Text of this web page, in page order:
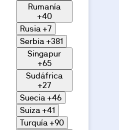
Rumanía
+40
Rusia+7
Serbia+381
Singapur
+65
Sudáfrica
+27
Suecia+46
Suiza+41
Turquía+90